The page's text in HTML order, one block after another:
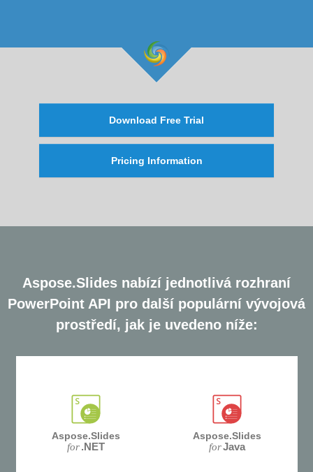
Download Free Trial
Pricing Information
Aspose.Slides nabízí jednotlivá rozhraní
PowerPoint API pro další populární vývojová
prostředí, jak je uvedeno níže:
Aspose.Slides
for.NET
Aspose.Slides
forJava